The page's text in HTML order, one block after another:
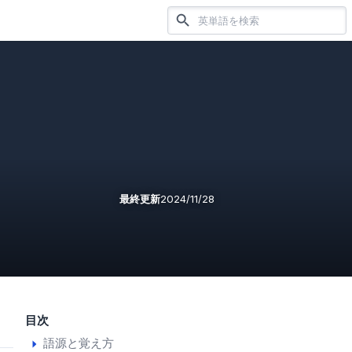
最終更新2024/11/28
目次
語源と覚え方